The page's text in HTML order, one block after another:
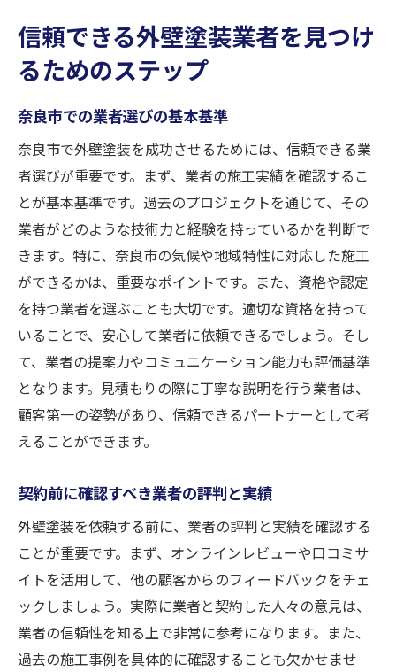
信頼できる外壁塗装業者を見つけ
るためのステップ
奈良市での業者選びの基本基準
奈良市で外壁塗装を成功させるためには、信頼できる業
者選びが重要です。まず、業者の施工実績を確認するこ
とが基本基準です。過去のプロジェクトを通じて、その
業者がどのような技術力と経験を持っているかを判断で
きます。特に、奈良市の気候や地域特性に対応した施工
ができるかは、重要なポイントです。また、資格や認定
を持つ業者を選ぶことも大切です。適切な資格を持って
いることで、安心して業者に依頼できるでしょう。そし
て、業者の提案力やコミュニケーション能力も評価基準
となります。見積もりの際に丁寧な説明を行う業者は、
顧客第一の姿勢があり、信頼できるパートナーとして考
えることができます。
契約前に確認すべき業者の評判と実績
外壁塗装を依頼する前に、業者の評判と実績を確認する
ことが重要です。まず、オンラインレビューや口コミサ
イトを活用して、他の顧客からのフィードバックをチェ
ックしましょう。実際に業者と契約した人々の意見は、
業者の信頼性を知る上で非常に参考になります。また、
過去の施工事例を具体的に確認することも欠かせませ